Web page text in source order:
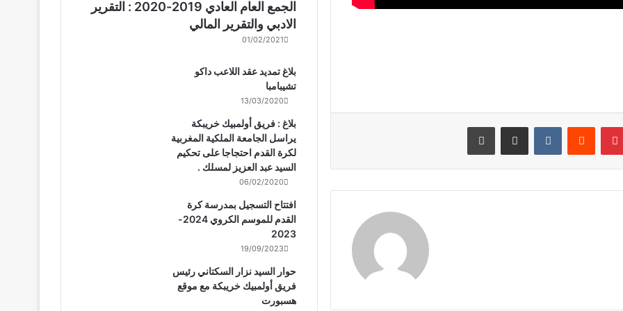
مشاركة عبر البريد طباعة
الجمع العام العادي 2019-2020 : التقرير
الادبي والتقرير المالي
01/02/2021
بلاغ تمديد عقد اللاعب داكو
تشيبامبا
13/03/2020
بلاغ : فريق أولمبيك خريبكة
يراسل الجامعة الملكية المغربية
لكرة القدم احتجاجا على تحكيم
السيد عبد العزيز لمسلك .
06/02/2020
افتتاح التسجيل بمدرسة كرة
القدم للموسم الكروي 2024-
2023
19/09/2023
حوار السيد نزار السكتاني رئيس
فريق أولمبيك خريبكة مع موقع
هسبورت